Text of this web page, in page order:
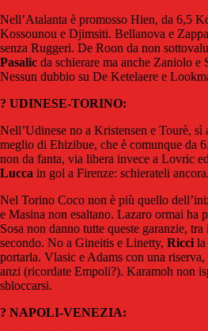
Nell’Atalanta è promosso Hien, da 6,5
Kossounou e Djimsiti. Bellanova e
senza Ruggeri. De Roon da non
Pasalic da schierare ma anche Zaniolo e
Nessun dubbio su De Ketelaere e
? UDINESE-TORINO:
Nell’Udinese no a Kristensen e Tourè,
meglio di Ehizibue, che è comunque da
non da fanta, via libera invece a Lovric
Lucca in gol a Firenze: schierateli ancora.
Nel Torino Coco non è più quello
e Masina non esaltano. Lazaro ormai ha
Sosa non danno tutte queste garanzie,
secondo. No a Gineitis e Linetty, Ricci la
portarla. Vlasic e Adams con una
anzi (ricordate Empoli?). Karamoh non
sbloccarsi.
? NAPOLI-VENEZIA: